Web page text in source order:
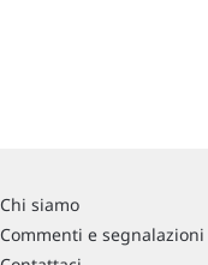
Chi siamo
Commenti e segnalazioni